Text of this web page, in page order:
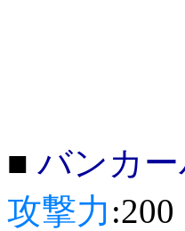
■ バンカ
攻撃力 :200